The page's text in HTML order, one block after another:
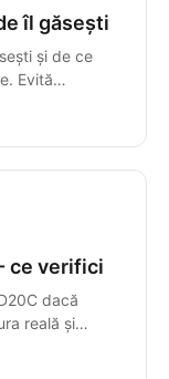
îl găsești
și de ce
Evită
ce verifici
dacă
reală și